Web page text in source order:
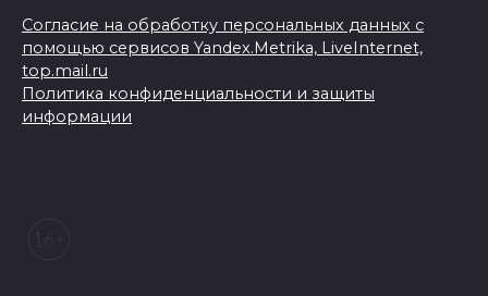
Согласие на обработку персональных данных с
помощью сервисов Yandex.Metrika, LiveInternet,
top.mail.ru
Политика конфиденциальности и защиты
информации